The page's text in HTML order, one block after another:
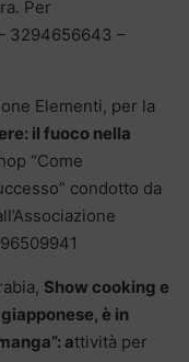
Per
3294656643 –
Elementi, per la
il fuoco nella
“Come
condotto da
Show cooking e
è in
attività per